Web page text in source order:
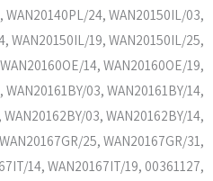
WAN20140PL/24, WAN20150IL/03,
WAN20150IL/19, WAN20150IL/25,
14, WAN20160OE/19,
03, WAN20161BY/14,
WAN20162BY/03, WAN20162BY/14,
25, WAN20167GR/31,
14, WAN20167IT/19, 00361127,